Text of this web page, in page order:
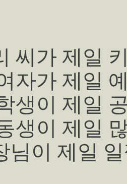
씨가 제일
자가 제일
생이 제일
생이 제일
님이 제일